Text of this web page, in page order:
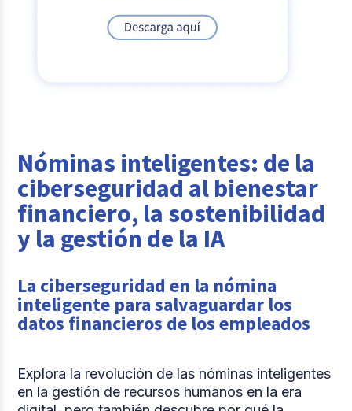
Nóminas inteligentes: de la
ciberseguridad al bienestar
financiero, la sostenibilidad
y la gestión de la IA
La ciberseguridad en la nómina
inteligente para salvaguardar los
datos financieros de los empleados
Explora la revolución de las nóminas inteligentes
en la gestión de recursos humanos en la era